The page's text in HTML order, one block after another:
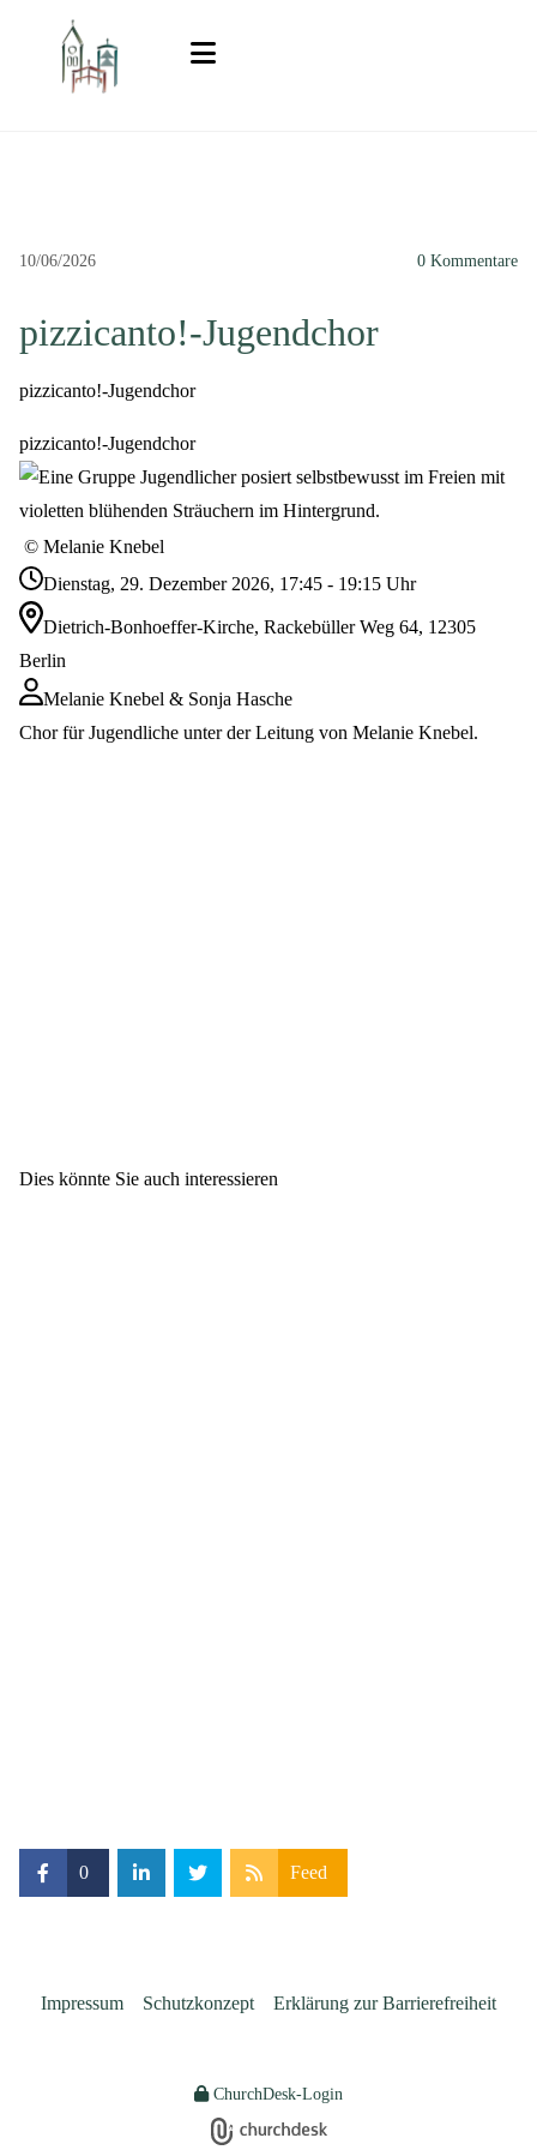
10/06/2026 0 Kommentare
pizzicanto!-Jugendchor
pizzicanto!-Jugendchor
pizzicanto!-Jugendchor
© Melanie Knebel
Dienstag, 29. Dezember 2026, 17:45 - 19:15 Uhr
Dietrich-Bonhoeffer-Kirche, Rackebüller Weg 64, 12305
Berlin
Melanie Knebel & Sonja Hasche
Chor für Jugendliche unter der Leitung von Melanie Knebel.
Dies könnte Sie auch interessieren
0 Feed
Impressum Schutzkonzept Erklärung zur Barrierefreiheit
ChurchDesk-Login